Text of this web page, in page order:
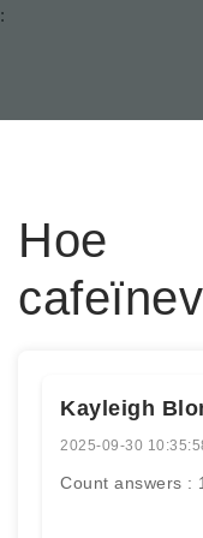
:
Hoe
Kayleigh
2025-09-30
Count answers :